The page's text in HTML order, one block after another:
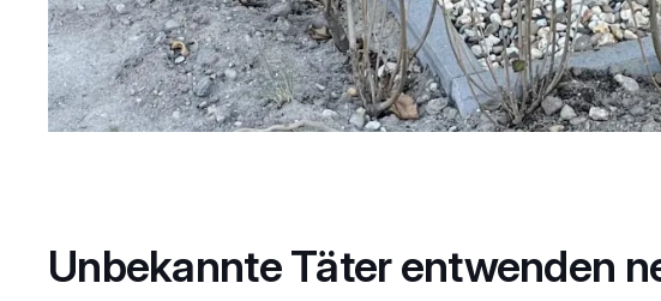
Unbekannte Täter entwenden